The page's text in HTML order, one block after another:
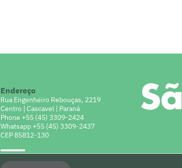
Endereço
Rua Engenheiro Rebouças, 2219
Centro | Cascavel | Paraná
Phone +55 (45) 3309-2424
Whatsapp +55 (45) 3309-2437
CEP 85812-130